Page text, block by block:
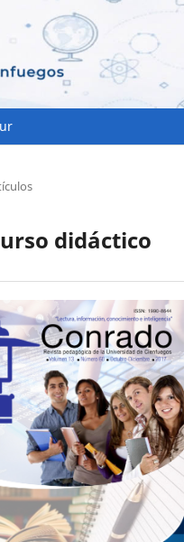
didáctico